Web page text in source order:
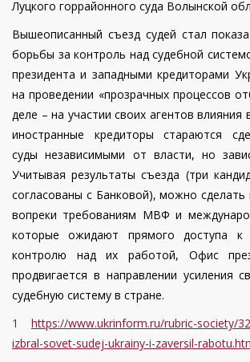
Луцкого горрайонного суда Волынской
Вышеописанный съезд судей стал
борьбы за контроль над судебной
президента и западными кредиторами
на проведении «прозрачных процессов
деле – на участии своих агентов влияния
иностранные кредиторы стараются
суды независимыми от власти, но
Учитывая результаты съезда (три
согласованы с Банковой), можно
вопреки требованиям МВФ и
которые ожидают прямого доступа к
контролю над их работой, Офис
продвигается в направлении усиления
судебную систему в стране.
1
https://www.ukrinform.ru/rubric-society/
izbral-sovet-sudej-ukrainy-i-zaversil-